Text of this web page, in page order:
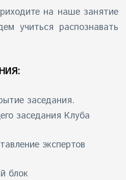
на наше занятие
учиться распознавать
заседания.
заседания Клуба
экспертов
блок